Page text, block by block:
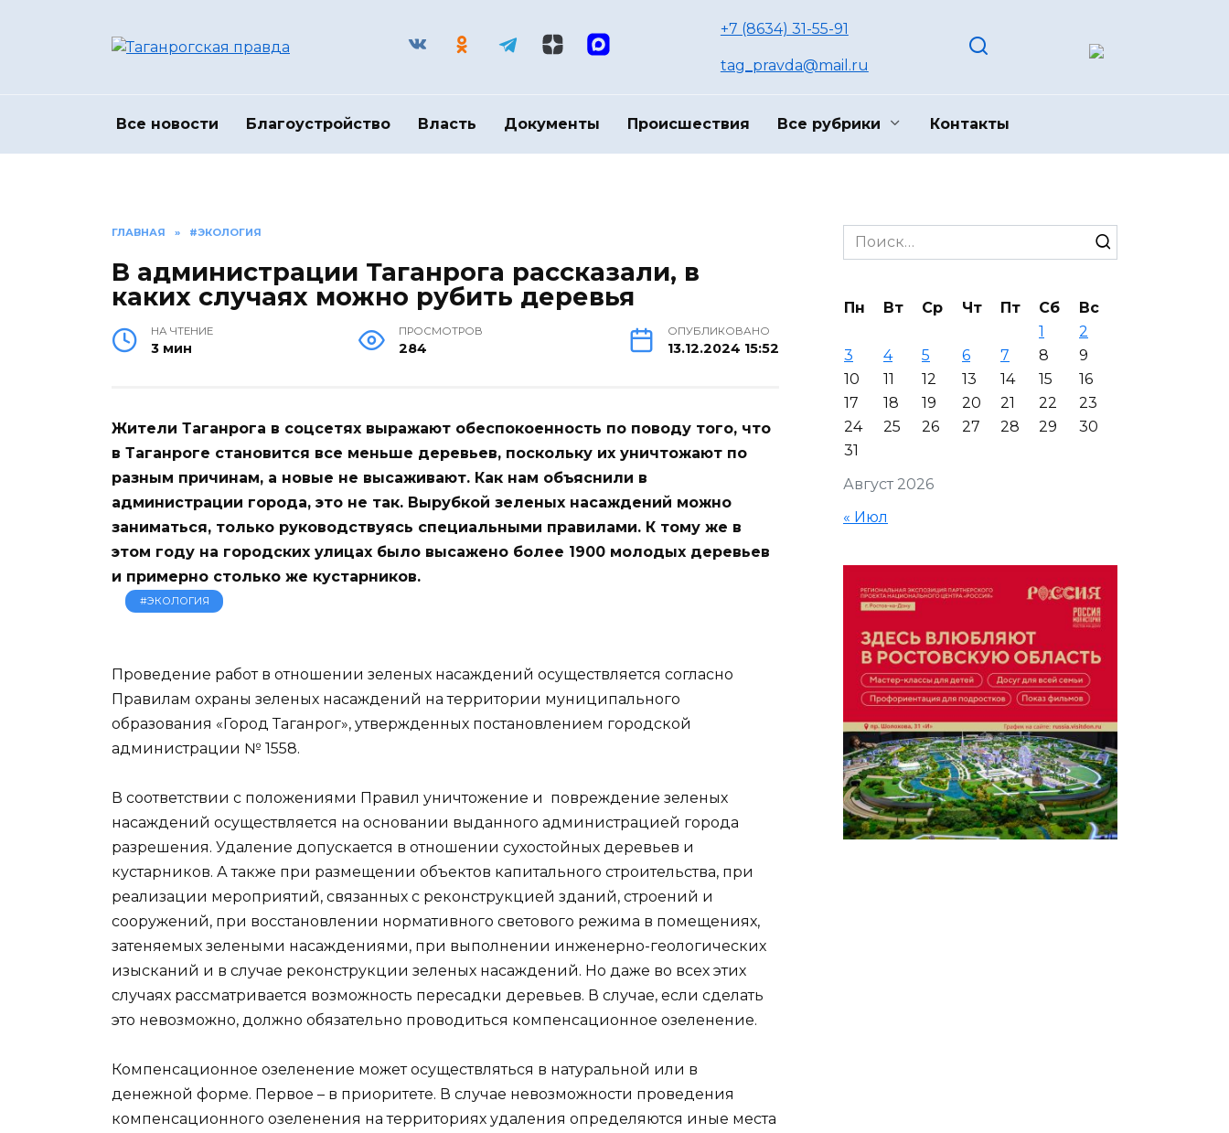
+7 (8634) 31-55-91
tag_pravda@mail.ru
Все новости Благоустройство Власть Документы Происшествия Все рубрики Контакты
ГЛАВНАЯ » #ЭКОЛОГИЯ
В администрации Таганрога рассказали, в
каких случаях можно рубить деревья
НА ЧТЕНИЕ
3 мин
ПРОСМОТРОВ
284
ОПУБЛИКОВАНО
13.12.2024 15:52
Жители Таганрога в соцсетях выражают обеспокоенность по поводу того, что
в Таганроге становится все меньше деревьев, поскольку их уничтожают по
разным причинам, а новые не высаживают. Как нам объяснили в
администрации города, это не так. Вырубкой зеленых насаждений можно
заниматься, только руководствуясь специальными правилами. К тому же в
этом году на городских улицах было высажено более 1900 молодых деревьев
и примерно столько же кустарников.
#ЭКОЛОГИЯ
Проведение работ в отношении зеленых насаждений осуществляется согласно
Правилам охраны зеленых насаждений на территории муниципального
образования «Город Таганрог», утвержденных постановлением городской
администрации № 1558.
В соответствии с положениями Правил уничтожение и повреждение зеленых
насаждений осуществляется на основании выданного администрацией города
разрешения. Удаление допускается в отношении сухостойных деревьев и
кустарников. А также при размещении объектов капитального строительства, при
реализации мероприятий, связанных с реконструкцией зданий, строений и
сооружений, при восстановлении нормативного светового режима в помещениях,
затеняемых зелеными насаждениями, при выполнении инженерно-геологических
изысканий и в случае реконструкции зеленых насаждений. Но даже во всех этих
случаях рассматривается возможность пересадки деревьев. В случае, если сделать
это невозможно, должно обязательно проводиться компенсационное озеленение.
Компенсационное озеленение может осуществляться в натуральной или в
денежной форме. Первое – в приоритете. В случае невозможности проведения
компенсационного озеленения на территориях удаления определяются иные места
Search
for:
Август 2026
Пн Вт Ср Чт Пт Сб
Вс
1
2
3
4 5 6 7 8
9
10
11 12 13 14 15
16
17
18 19 20 21 22
23
24
25 26 27 28 29
30
31
« Июл